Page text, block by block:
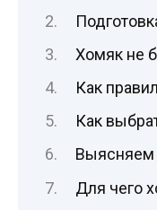
Хомяк не
Как
Как
Выясняем
Для чего